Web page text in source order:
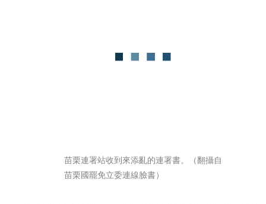
苗栗連署站收到來添亂的連署書。（翻攝自
苗栗國罷免立委連線臉書）